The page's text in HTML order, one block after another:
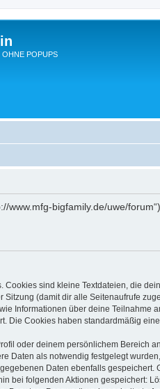
POPUPS
www.mfg-bigfamily.de/uwe/
sind kleine Textdateien, die
(damit dir alle Seitenaufrufe
Informationen über deine Teilnahme
Cookies haben standardmäßig
oder deinem persönlichem Bereich
Daten als notwendig festgelegt
Daten ebenfalls
bei folgenden Aktionen gespeichert: